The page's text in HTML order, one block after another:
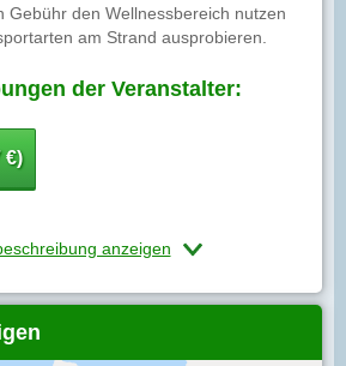
Gebühr den Wellnessbereich nutzen
am Strand ausprobieren.
der Veranstalter:
€)
anzeigen